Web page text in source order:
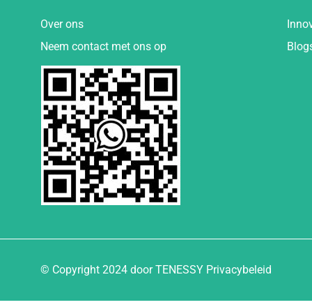
Over ons
Neem contact met ons op
© Copyright 2024 door TENESSY Privacybeleid